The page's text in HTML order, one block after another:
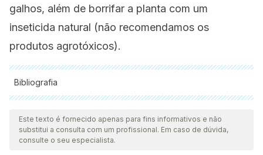
galhos, além de borrifar a planta com um
inseticida natural (não recomendamos os
produtos agrotóxicos).
Bibliografia
Todas as fontes citadas foram minuciosamente revisadas por
nossa equipe para garantir sua qualidade, confiabilidade,
atualidade e validade. A bibliografia deste artigo foi
Este texto é fornecido apenas para fins informativos e não
substitui a consulta com um profissional. Em caso de dúvida,
consulte o seu especialista.